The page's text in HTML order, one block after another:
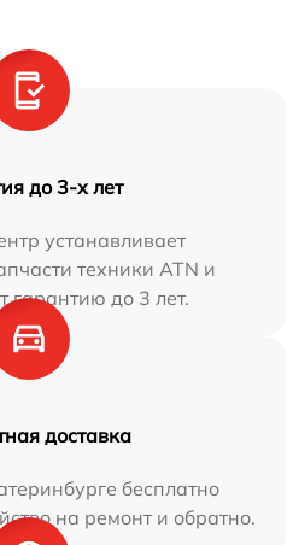
до 3-х лет
устанавливает
техники ATN и
гарантию до 3 лет.
доставка
бесплатно
на ремонт и обратно.